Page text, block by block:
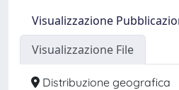
Visualizzazione
Visualizzazione File
Distribuzione geografica